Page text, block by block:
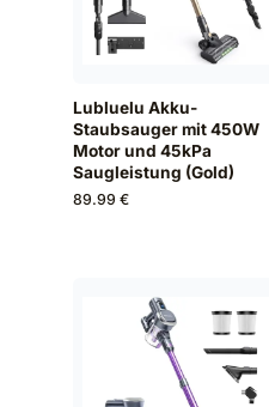
Lubluelu Akku-
Staubsauger mit 450W
Motor und 45kPa
Saugleistung (Gold)
89.99 €